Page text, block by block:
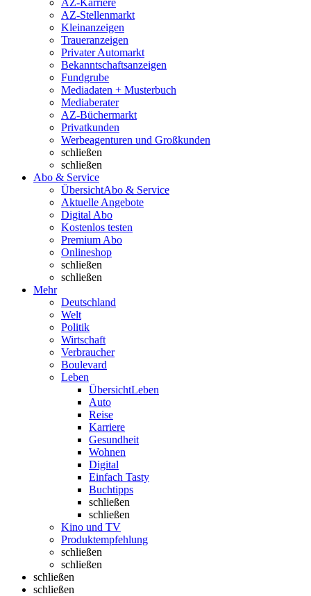
AZ-Karriere
AZ-Stellenmarkt
Kleinanzeigen
Traueranzeigen
Privater Automarkt
Bekanntschaftsanzeigen
Fundgrube
Mediadaten + Musterbuch
Mediaberater
AZ-Büchermarkt
Privatkunden
Werbeagenturen und Großkunden
schließen
schließen
Abo & Service
ÜbersichtAbo & Service
Aktuelle Angebote
Digital Abo
Kostenlos testen
Premium Abo
Onlineshop
schließen
schließen
Mehr
Deutschland
Welt
Politik
Wirtschaft
Verbraucher
Boulevard
Leben
ÜbersichtLeben
Auto
Reise
Karriere
Gesundheit
Wohnen
Digital
Einfach Tasty
Buchtipps
schließen
schließen
Kino und TV
Produktempfehlung
schließen
schließen
schließen
schließen